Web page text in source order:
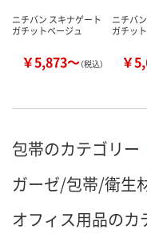
ニチバン スキナゲート
ガチットベージュ
￥5,873～（税込）
ニチバ
ガチット
￥
包帯のカテゴリー
ガーゼ/包帯/衛生
オフィス用品のカ